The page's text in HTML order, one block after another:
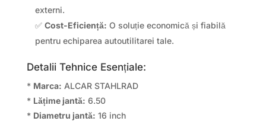
externi.
✅ Cost-Eficiență: O soluție economică și fiabilă
pentru echiparea autoutilitarei tale.
Detalii Tehnice Esențiale:
* Marca: ALCAR STAHLRAD
* Lățime jantă: 6.50
* Diametru jantă: 16 inch